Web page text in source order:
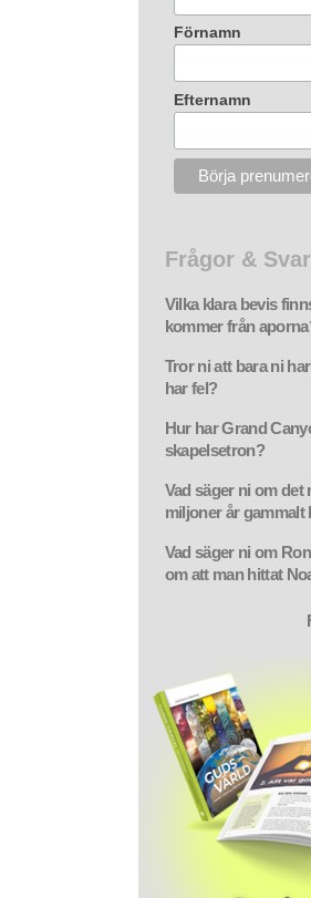
Förnamn
Efternamn
Frågor & Svar
Vilka klara bevis
kommer från
Tror ni att bara ni
har fel?
Hur har Grand
skapelsetron?
Vad säger ni om det
miljoner år gammalt
Vad säger ni om
om att man hittat